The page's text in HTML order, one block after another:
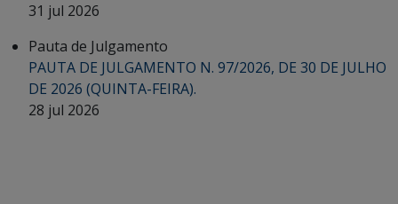
31 jul 2026
Pauta de Julgamento
PAUTA DE JULGAMENTO N. 97/2026, DE 30 DE JULHO
DE 2026 (QUINTA-FEIRA).
28 jul 2026